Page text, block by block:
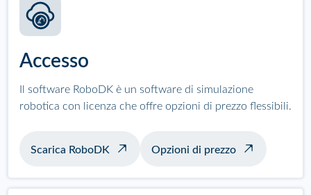
Accesso
Il software RoboDK è un software di simulazione
robotica con licenza che offre opzioni di prezzo flessibili.
Scarica RoboDK Opzioni di prezzo